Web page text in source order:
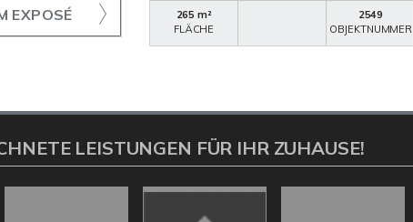
EXPOSÉ
265 m²
FLÄCHE
2549
OBJEKTNUMMER
LEISTUNGEN FÜR IHR ZUHAUSE!